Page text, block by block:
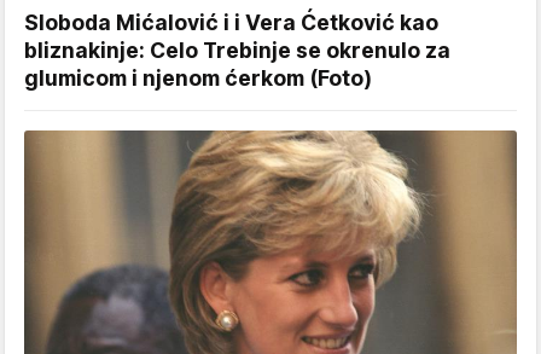
Sloboda Mićalović i i Vera Ćetković kao
bliznakinje: Celo Trebinje se okrenulo za
glumicom i njenom ćerkom (Foto)